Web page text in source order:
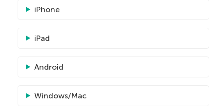
iPhone
iPad
Android
Windows/Mac